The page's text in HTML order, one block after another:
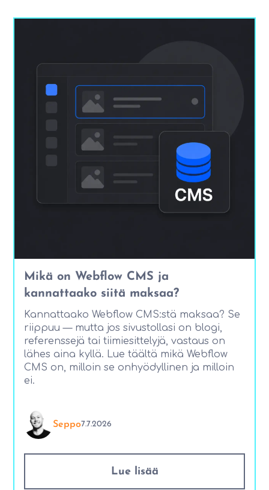
Mikä on Webflow CMS ja
kannattaako siitä maksaa?
Kannattaako Webflow CMS:stä maksaa? Se
riippuu — mutta jos sivustollasi on blogi,
referenssejä tai tiimiesittelyjä, vastaus on
lähes aina kyllä. Lue täältä mikä Webflow
CMS on, milloin se onhyödyllinen ja milloin
ei.
Seppo7.7.2026
Lue lisää